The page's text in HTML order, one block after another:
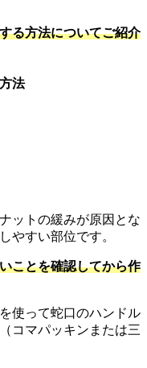
る方法についてご紹介
法
ットの緩みが原因とな
やすい部位です。
ことを確認してから作
使って蛇口のハンドル
コマパッキンまたは三